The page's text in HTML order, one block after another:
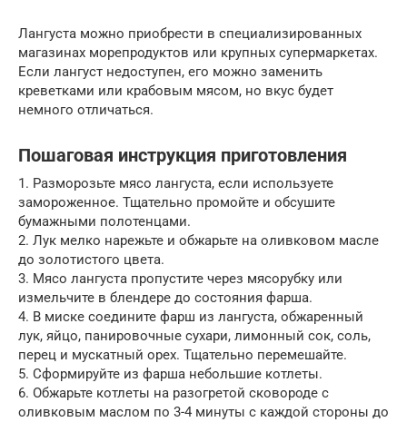
Лангуста можно приобрести в специализированных
магазинах морепродуктов или крупных супермаркетах.
Если лангуст недоступен, его можно заменить
креветками или крабовым мясом, но вкус будет
немного отличаться.
Пошаговая инструкция приготовления
1. Разморозьте мясо лангуста, если используете
замороженное. Тщательно промойте и обсушите
бумажными полотенцами.
2. Лук мелко нарежьте и обжарьте на оливковом масле
до золотистого цвета.
3. Мясо лангуста пропустите через мясорубку или
измельчите в блендере до состояния фарша.
4. В миске соедините фарш из лангуста, обжаренный
лук, яйцо, панировочные сухари, лимонный сок, соль,
перец и мускатный орех. Тщательно перемешайте.
5. Сформируйте из фарша небольшие котлеты.
6. Обжарьте котлеты на разогретой сковороде с
оливковым маслом по 3-4 минуты с каждой стороны до